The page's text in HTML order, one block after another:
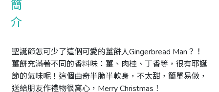
聖誕節怎可少了這個可愛的薑餅人Gingerbread Man？！
薑餅充滿著不同的香料味：薑、肉桂、丁香等，很有耶誕
節的氣味呢！這個曲奇半脆半軟身，不太甜，簡單易做，
送給朋友作禮物很窩心，Merry Christmas！